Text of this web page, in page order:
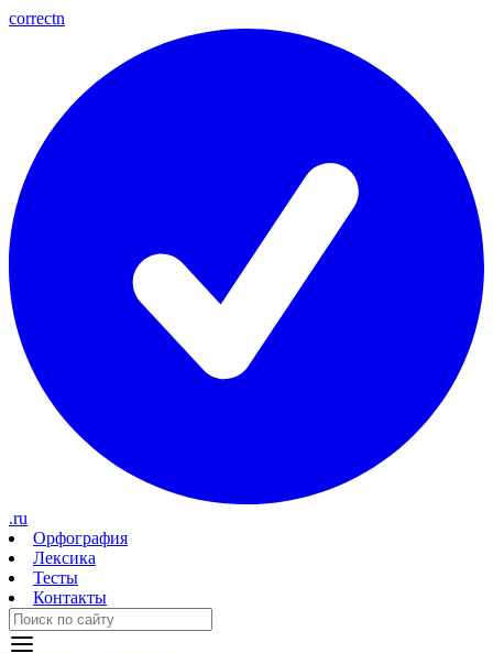
correctn
.ru
Орфография
Лексика
Тесты
Контакты